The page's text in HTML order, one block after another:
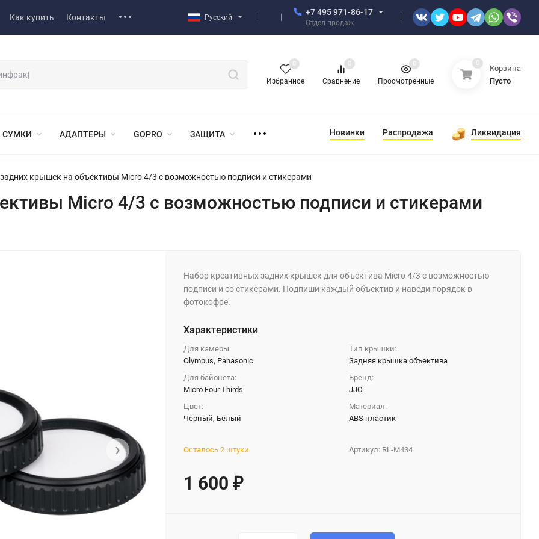
Как купить Контакты Русский
+7 495 971-86-17
Отдел продаж
Избранное
0
Сравнение
0
Просмотренные
0 0
Корзина
Пусто
СУМКИ АДАПТЕРЫ GOPRO ЗАЩИТА Новинки Распродажа Ликвидация
крышек на объективы Micro 4/3 с возможностью подписи и стикерами
Micro 4/3 с возможностью подписи и стикерами
›
Набор креативных задних крышек для объектива Micro 4/3 с возможностью
подписи и со стикерами. Подпиши каждый объектив и наведи порядок в
фотокофре.
Характеристики
Для камеры:
Olympus, Panasonic
Тип крышки:
Задняя крышка объектива
Для байонета:
Micro Four Thirds
Бренд:
JJC
Цвет:
Черный, Белый
Материал:
ABS пластик
Артикул: RL-M434
Осталось 2 штуки
1 600₽